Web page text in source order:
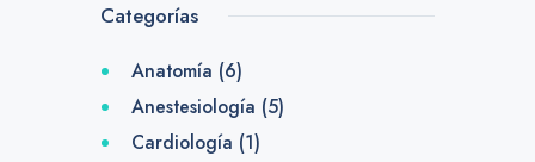
Categorías
Anatomía (6)
Anestesiología (5)
Cardiología (1)